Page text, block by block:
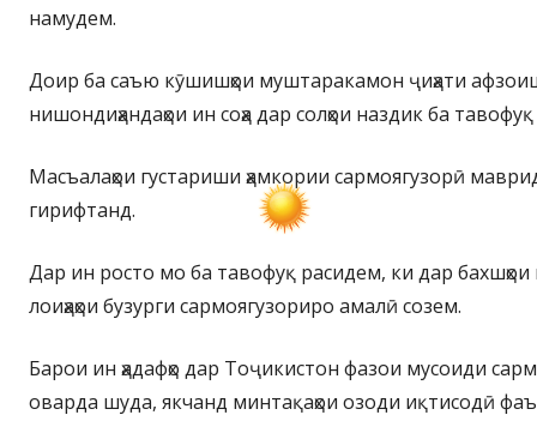
намудем.
Доир ба саъю кӯшишҳои муштаракамон ҷиҳати
нишондиҳандаҳои ин соҳа дар солҳои наздик ба
Масъалаҳои густариши ҳамкории сармоягузорӣ
гирифтанд.
Дар ин росто мо ба тавофуқ расидем, ки дар
лоиҳаҳои бузурги сармоягузориро амалӣ созем.
Барои ин ҳадафҳо дар Тоҷикистон фазои мусоиди
оварда шуда, якчанд минтақаҳои озоди иқтисодӣ